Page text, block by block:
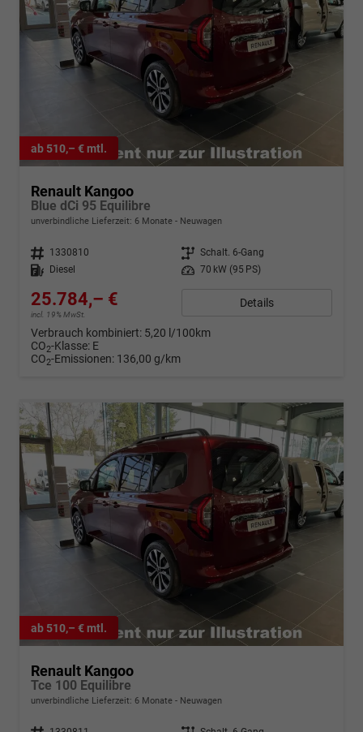
ab 510,– € mtl.
Renault Kangoo
Blue dCi 95 Equilibre
unverbindliche Lieferzeit: 6 Monate Neuwagen
Fahrzeugnr. 1330810 Getriebe Schalt. 6-Gang
Kraftstoff
Diesel Leistung 70 kW (95 PS)
25.784,– €
incl. 19% MwSt.
Details
Verbrauch kombiniert: 5,20 l/100km
CO2-Klasse: E
CO2-Emissionen: 136,00 g/km
ab 510,– € mtl.
Renault Kangoo
Tce 100 Equilibre
unverbindliche Lieferzeit: 6 Monate Neuwagen